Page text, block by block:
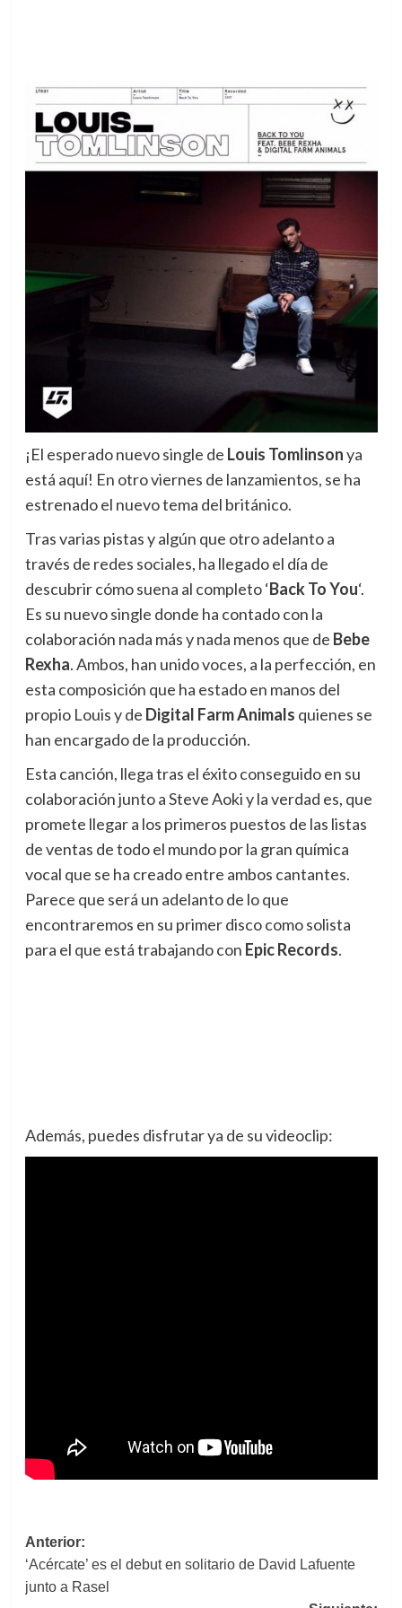
¡El esperado nuevo single de Louis Tomlinsonya
está aquí! En otro viernes de lanzamientos, se ha
estrenado el nuevo tema del británico.
Tras varias pistas y algún que otro adelanto a
través de redes sociales, ha llegado el día de
descubrir cómo suena al completo ‘Back To You‘.
Es su nuevo single donde ha contado con la
colaboración nada más y nada menos que de Bebe
Rexha. Ambos, han unido voces, a la perfección, en
esta composición que ha estado en manos del
propio Louis y de Digital Farm Animals quienes se
han encargado de la producción.
Esta canción, llega tras el éxito conseguido en su
colaboración junto a Steve Aoki y la verdad es, que
promete llegar a los primeros puestos de las listas
de ventas de todo el mundo por la gran química
vocal que se ha creado entre ambos cantantes.
Parece que será un adelanto de lo que
encontraremos en su primer disco como solista
para el que está trabajando con Epic Records.
Además, puedes disfrutar ya de su videoclip:
Navegación
de
Anterior:
‘Acércate’ es el debut en solitario de David Lafuente
junto a Rasel